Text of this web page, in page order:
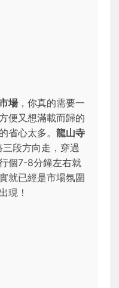
場，你真的需要一
便又想滿載而歸的
省心太多。 龍山寺
段方向走，穿過
個7-8分鐘左右就
就已經是市場氛圍
現！